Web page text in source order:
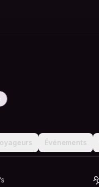
Événements